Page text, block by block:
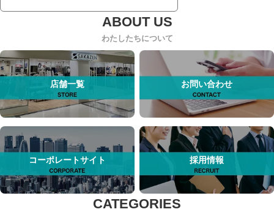
わたしたちについて
店舗一覧 お問い合わせ
コーポレートサイト 採用情報